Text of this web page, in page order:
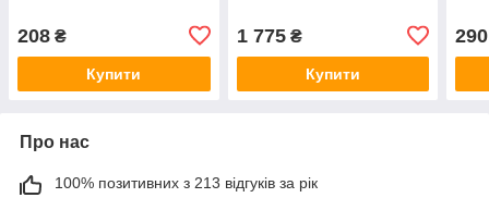
208 ₴
Купити
1 775₴
Купити
290
Про нас
100% позитивних з 213 відгуків за рік